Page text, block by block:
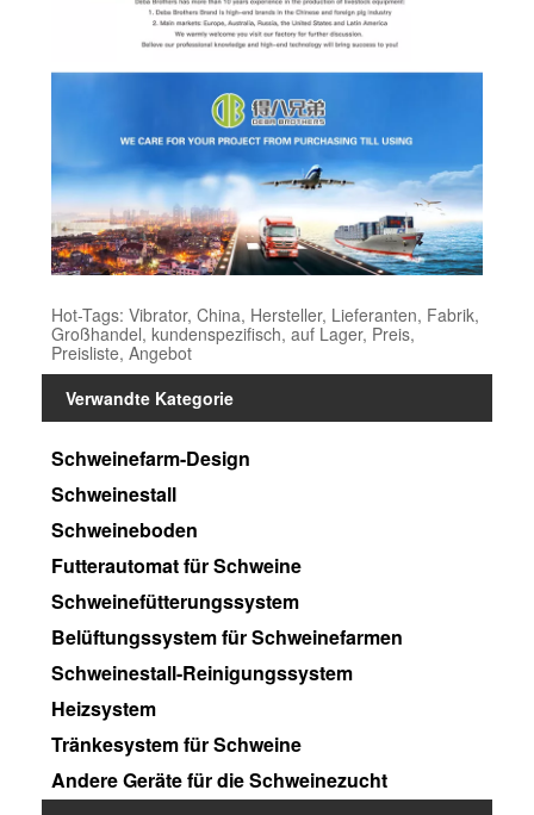
Hot-Tags: Vibrator, China, Hersteller, Lieferanten, Fabrik,
Großhandel, kundenspezifisch, auf Lager, Preis,
Preisliste, Angebot
Verwandte Kategorie
Schweinefarm-Design
Schweinestall
Schweineboden
Futterautomat für Schweine
Schweinefütterungssystem
Belüftungssystem für Schweinefarmen
Schweinestall-Reinigungssystem
Heizsystem
Tränkesystem für Schweine
Andere Geräte für die Schweinezucht